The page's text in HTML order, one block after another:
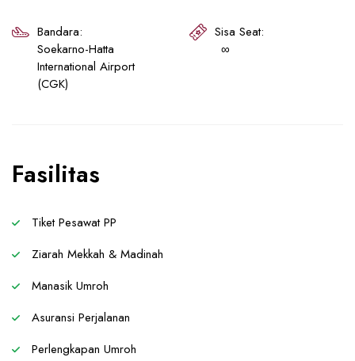
Bandara:
Soekarno-Hatta
International Airport
(CGK)
Sisa Seat:
∞
Fasilitas
Tiket Pesawat PP
Ziarah Mekkah & Madinah
Manasik Umroh
Asuransi Perjalanan
Perlengkapan Umroh